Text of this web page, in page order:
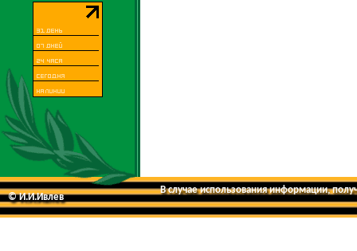
© И.И.Ивлев
В случае использования информации,